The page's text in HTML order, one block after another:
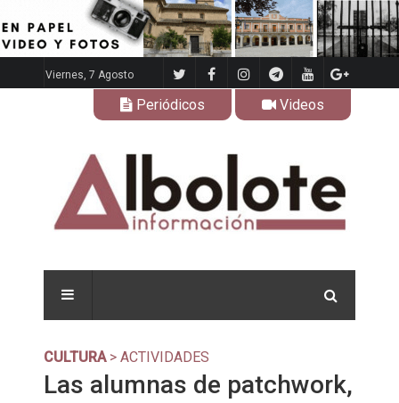
Viernes, 7 Agosto
Periódicos Videos
CULTURA> ACTIVIDADES
Las alumnas de patchwork,